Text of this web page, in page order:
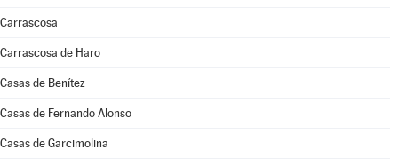
Carrascosa
Carrascosa de Haro
Casas de Benítez
Casas de Fernando Alonso
Casas de Garcimolina